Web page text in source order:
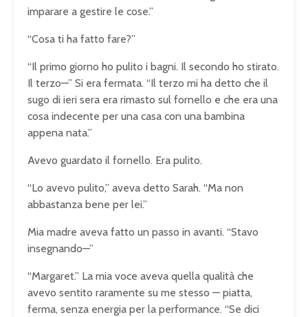
imparare a gestire le cose.”
“Cosa ti ha fatto fare?”
“Il primo giorno ho pulito i bagni. Il secondo ho stirato.
Il terzo—” Si era fermata. “Il terzo mi ha detto che il
sugo di ieri sera era rimasto sul fornello e che era una
cosa indecente per una casa con una bambina
appena nata.”
Avevo guardato il fornello. Era pulito.
“Lo avevo pulito,” aveva detto Sarah. “Ma non
abbastanza bene per lei.”
Mia madre aveva fatto un passo in avanti. “Stavo
insegnando—”
“Margaret.” La mia voce aveva quella qualità che
avevo sentito raramente su me stesso — piatta,
ferma, senza energia per la performance. “Se dici